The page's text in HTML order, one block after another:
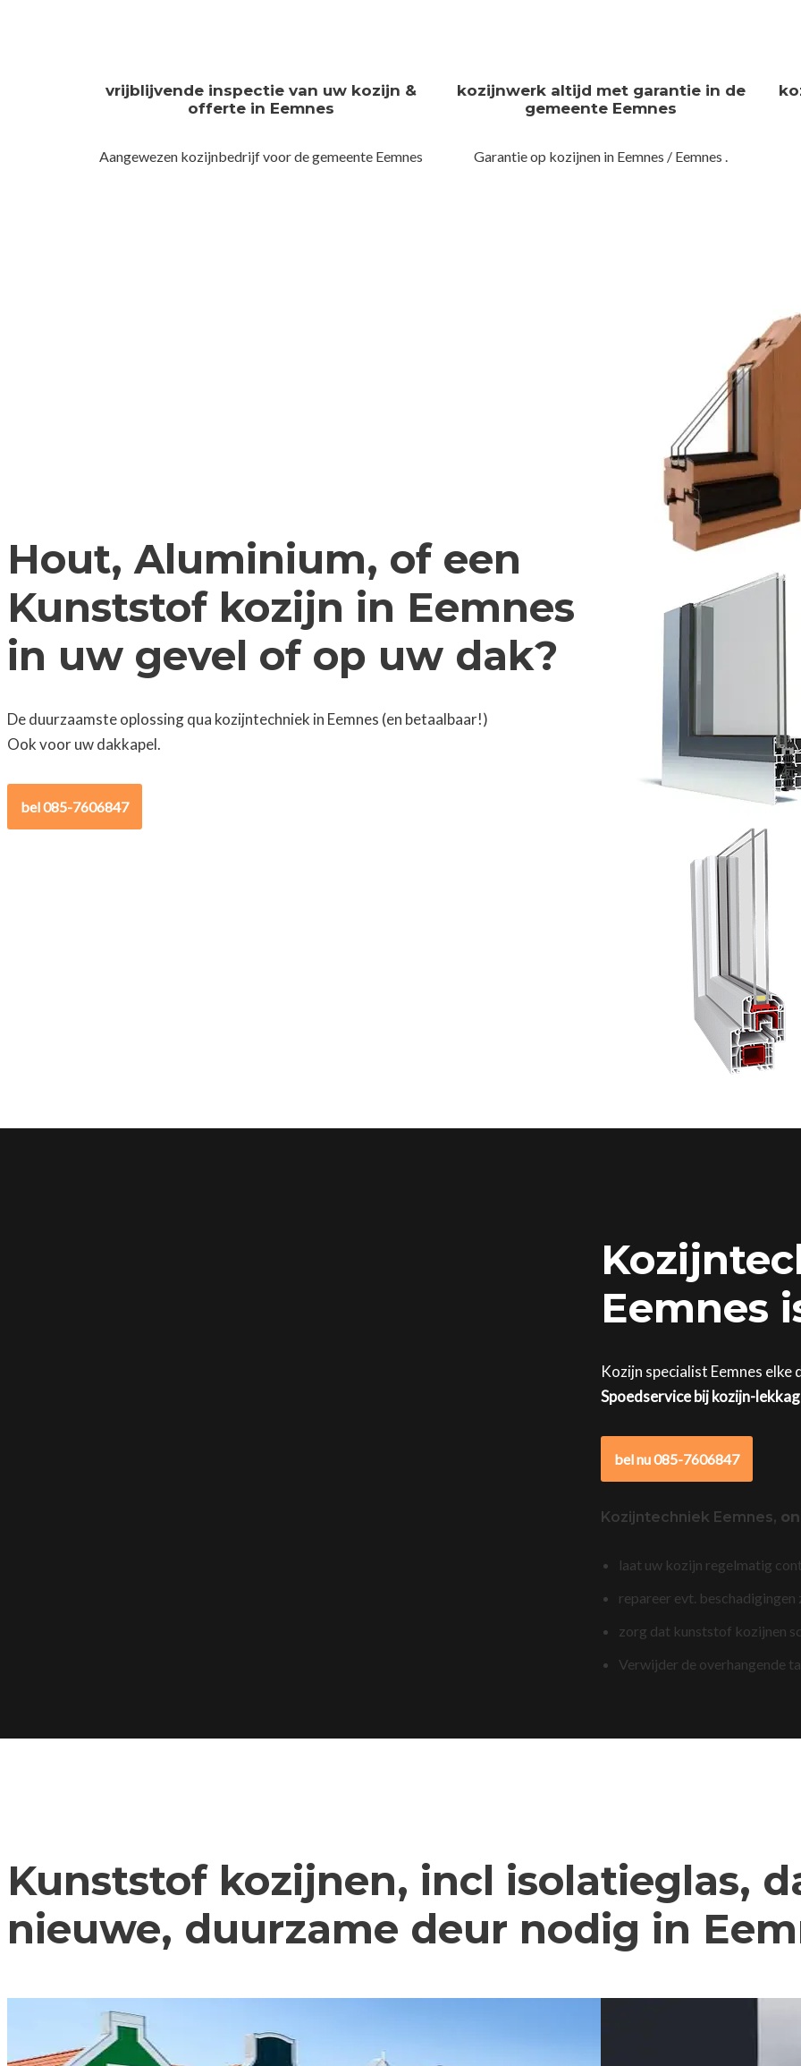
vrijblijvende inspectie van uw kozijn &
offerte in Eemnes
Aangewezen kozijnbedrijf voor de gemeente Eemnes
kozijnwerk altijd met garantie in de
gemeente Eemnes
Garantie op kozijnen in Eemnes / Eemnes .
Hout, Aluminium, of een
Kunststof kozijn in Eemnes
in uw gevel of op uw dak?
De duurzaamste oplossing qua kozijntechniek in Eemnes (en betaalbaar!)
Ook voor uw dakkapel.
bel 085-7606847
Eemnes
Kozijn specialist Eemnes elke
Spoedservice bij kozijn-
bel nu 085-7606847
Kozijntechniek Eemnes,
laat uw kozijn regelmatig
repareer evt.
zorg dat kunststof kozijnen
Verwijder de overhangende
Kunststof kozijnen, incl isolatieglas,
nieuwe, duurzame deur nodig in